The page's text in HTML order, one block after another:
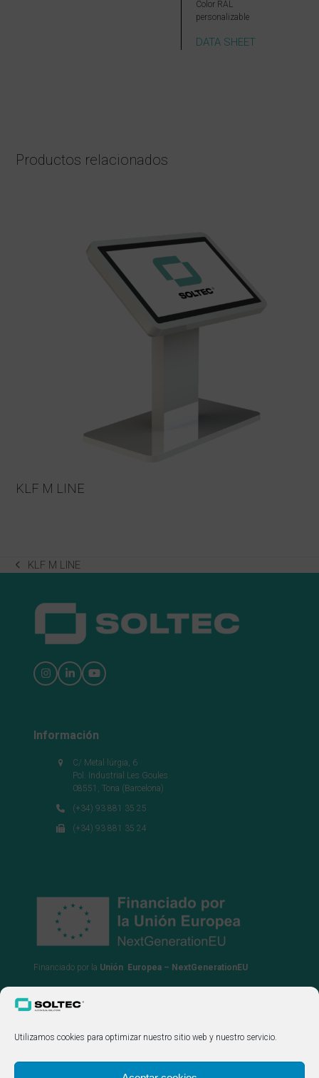
Utilizamos cookies para optimizar nuestro sitio web y nuestro servicio.
Color RAL
personalizable
DATA SHEET
Productos relacionados
KLF M LINE
previous
KLF M LINE
Instagram
LinkedInYouTube
Información
C/ Metal·lúrgia, 6
Pol. Industrial Les Goules
08551, Tona (Barcelona)
(+34) 93 881 35 25
(+34) 93 881 35 24
Financiado por la Unión Europea – NextGenerationEU